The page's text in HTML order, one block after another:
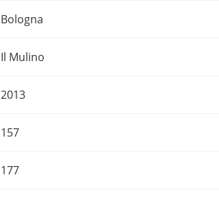
Bologna
Il Mulino
2013
157
177